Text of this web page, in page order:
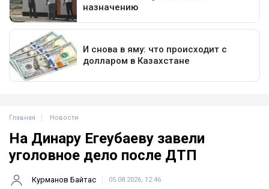
Главная Новости
На Динару Егеубаеву завели
уголовное дело после ДТП
Курманов Байтас 05.08.2026, 12:46